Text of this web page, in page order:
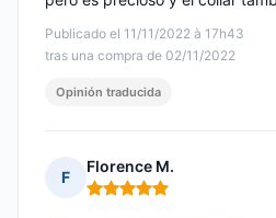
Publicado el 11/11/2022 à 17h43
tras una compra de 02/11/2022
Opinión traducida
F
Florence M.
Nota: 5 de 5